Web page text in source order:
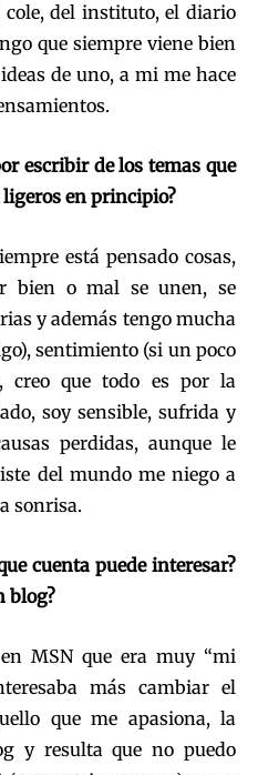
cole, del instituto, el diario
que siempre viene bien
de uno, a mi me hace
escribir de los temas que
en principio?
está pensado cosas,
bien o mal se unen, se
y además tengo mucha
sentimiento (si un poco
creo que todo es por la
soy sensible, sufrida y
perdidas, aunque le
del mundo me niego a
sonrisa.
cuenta puede interesar?
blog?
MSN que era muy “mi
más cambiar el
que me apasiona, la
y resulta que no puedo